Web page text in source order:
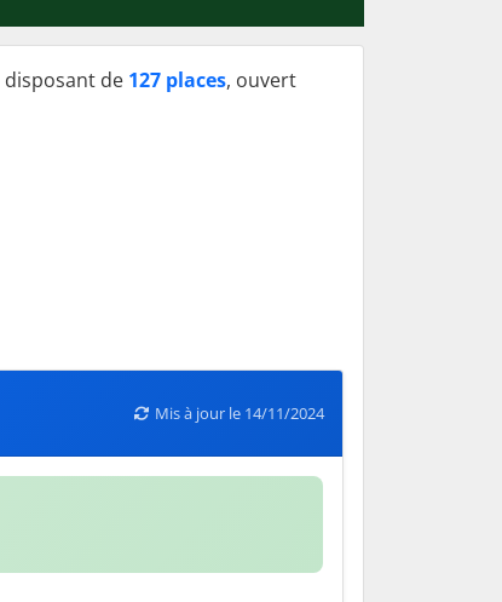
disposant de 127 places, ouvert
Mis à jour le 14/11/2024